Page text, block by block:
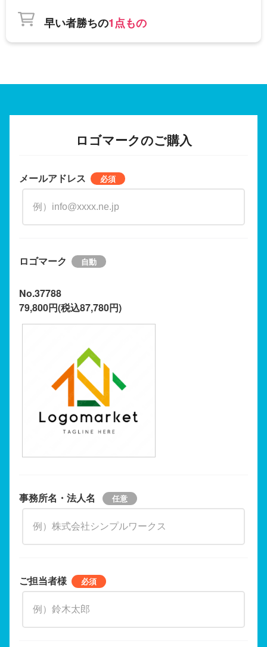
早い者勝ちの1点もの
ロゴマークのご購入
メールアドレス
ロゴマーク
No.37788
79,800円(税込87,780円)
事務所名・法人名
ご担当者様